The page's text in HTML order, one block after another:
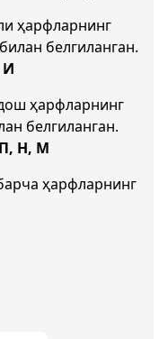
ҳарфларнинг
белгиланган.
И
ҳарфларнинг
белгиланган.
Н, М
ҳарфларнинг